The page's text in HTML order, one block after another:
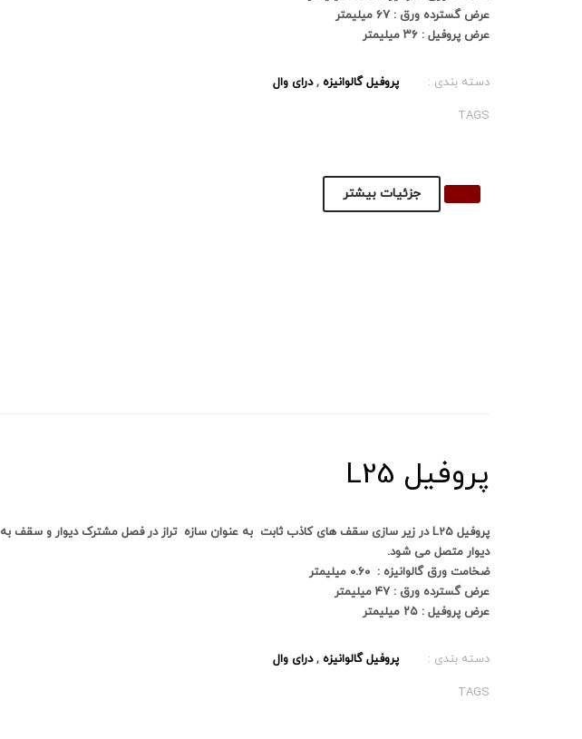
عرض گسترده ورق : ۶۷ میلیمتر
عرض پروفیل : ۳۶ میلیمتر
دسته بندی : پروفیل گالوانیزه ,درای وال
TAGS
جزئیات بیشتر
پروفیل L25
پروفیل L25 در زیر سازی سقف های کاذب ثابت به عنوان سازه تراز در فصل مشترک دیوار و سقف به
دیوار متصل می شود.
ضخامت ورق گالوانیزه : ۰.۶۰ میلیمتر
عرض گسترده ورق : ۴۷ میلیمتر
عرض پروفیل : ۲۵ میلیمتر
دسته بندی : پروفیل گالوانیزه ,درای وال
TAGS